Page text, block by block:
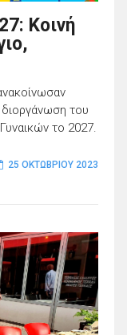
Κοινή
του
το 2027.
25 ΟΚΤΩΒΡΊΟΥ 2023